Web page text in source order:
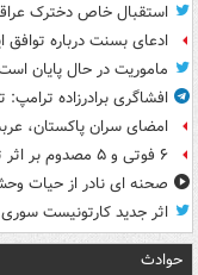
استقبال خاص دخترک
ادعای بسنت درباره توافق
ماموریت در حال پایان
افشاگری برادرزاده
امضای سران پاکستان،
۶ فوتی و ۵ مصدوم بر اثر تصادف زنجیره‌ای
صحنه ای نادر از حیات
اثر جدید کارتونیست
حوادث